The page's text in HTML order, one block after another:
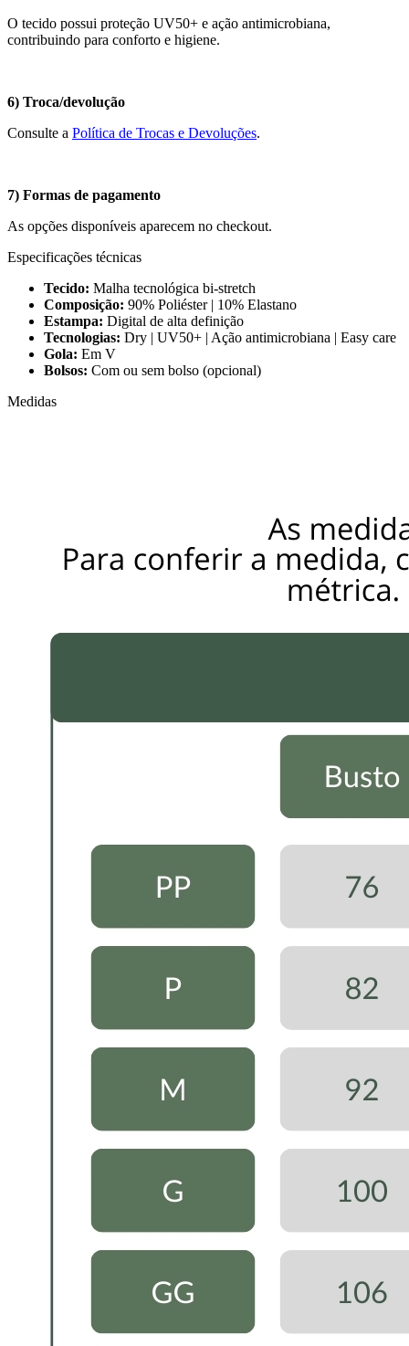
O tecido possui proteção UV50+ e ação antimicrobiana,
contribuindo para conforto e higiene.
6) Troca/devolução
Consulte a Política de Trocas e Devoluções.
7) Formas de pagamento
As opções disponíveis aparecem no checkout.
Especificações técnicas
Tecido: Malha tecnológica bi-stretch
Composição: 90% Poliéster | 10% Elastano
Estampa: Digital de alta definição
Tecnologias: Dry | UV50+ | Ação antimicrobiana | Easy care
Gola: Em V
Bolsos: Com ou sem bolso (opcional)
Medidas